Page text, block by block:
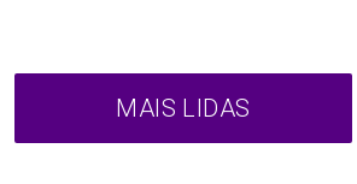
MAIS LIDAS